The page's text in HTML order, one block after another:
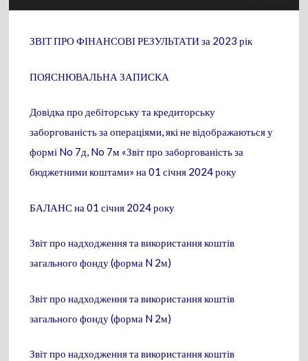
ЗВІТ ПРО ФІНАНСОВІ РЕЗУЛЬТАТИ за 2023 рік
ПОЯСНЮВАЛЬНА ЗАПИСКА
Довідка про дебіторську та кредиторську
заборгованість за операціями, які не відображаються у
формі No 7д, No 7м «Звіт про заборгованість за
бюджетними коштами» на 01 січня 2024 року
БАЛАНС на 01 січня 2024 року
Звіт про надходження та використання коштів
загального фонду (форма N 2м)
Звіт про надходження та використання коштів
загального фонду (форма N 2м)
Звіт про надходження та використання коштів